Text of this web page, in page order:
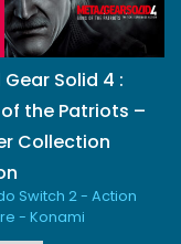
Solid 4 :
the Patriots –
Collection
Switch 2 - Action
- Konami